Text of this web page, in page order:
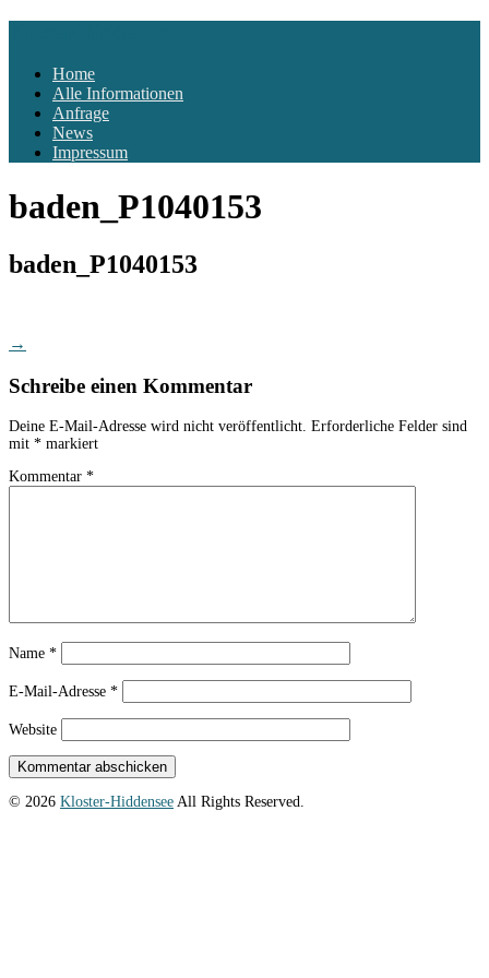
Home
Alle Informationen
Anfrage
News
Impressum
baden_P1040153
baden_P1040153
Post
navigation
→
Schreibe einen Kommentar
Deine E-Mail-Adresse wird nicht veröffentlicht. Erforderliche Felder sind
mit * markiert
Kommentar *
Name *
E-Mail-Adresse *
Website
© 2026 Kloster-Hiddensee All Rights Reserved.